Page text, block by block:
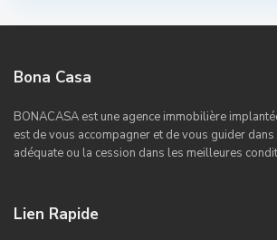
Bona Casa
BONACASA est une agence immobilière
est de vous accompagner et de vous guider dans
adéquate ou la cession dans les meilleures
Lien Rapide